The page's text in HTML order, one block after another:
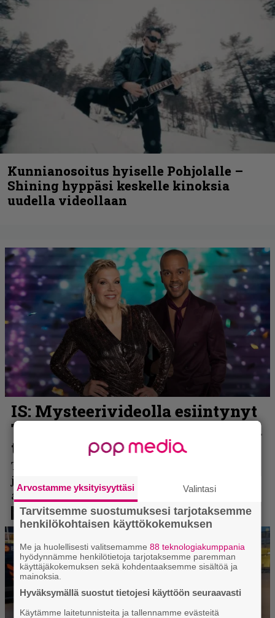
Kunnianosoitus hyiselle Pohjolalle –
Shining hyppäsi keskelle kinoksia
uudella videollaan
Arvostamme yksityisyyttäsi Valintasi
Tarvitsemme suostumuksesi tarjotaksemme
henkilökohtaisen käyttökokemuksen
Me ja huolellisesti valitsemamme88 teknologiakumppania
hyödynnämme henkilötietoja tarjotaksemme paremman
käyttäjäkokemuksen sekä kohdentaaksemme sisältöä ja
mainoksia.
Hyväksymällä suostut tietojesi käyttöön seuraavasti
Käytämme laitetunnisteita ja tallennamme evästeitä